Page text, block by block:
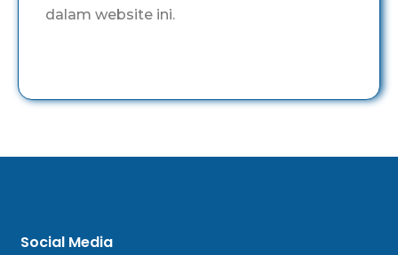
dalam website ini.
Social Media